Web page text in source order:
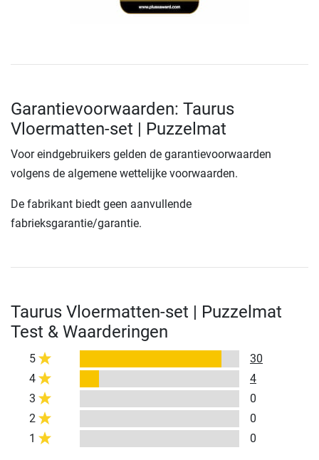
Garantievoorwaarden: Taurus
Vloermatten-set | Puzzelmat
Voor eindgebruikers gelden de garantievoorwaarden
volgens de algemene wettelijke voorwaarden.
De fabrikant biedt geen aanvullende
fabrieksgarantie/garantie.
Taurus Vloermatten-set | Puzzelmat
Test & Waarderingen
5
30
4
4
3
0
2
0
1
0